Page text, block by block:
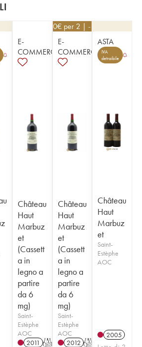
E-
COMMERCE
Château
Haut
Marbuz
et
(Cassett
a in
legno a
partire
da 6
mg)
Saint-
Estèphe
AOC
2011 T
76,50€ per 2 | - 10%
E-
COMMERCE
Château
Haut
Marbuz
et
(Cassett
a in
legno a
partire
da 6
mg)
Saint-
Estèphe
AOC
2012 T
ASTA
IVA
detraibile
Château
Haut
Marbuz
et
Saint-
Estèphe
AOC
2005